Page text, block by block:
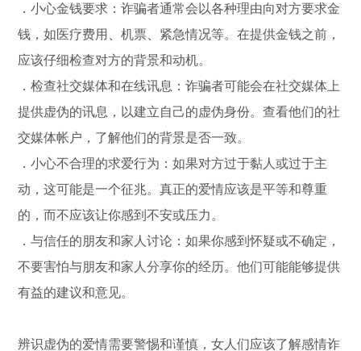
．小心金钱要求：诈骗者通常会以各种理由向对方要求金
钱，如医疗费用、机票、紧急情况等。在提供金钱之前，
应该仔细检查对方的背景和动机。
．检查社交媒体和在线讯息：诈骗者可能会在社交媒体上
提供虚伪的讯息，以建立自己的虚伪身份。查看他们的社
交媒体帐户，了解他们的背景是否一致。
．小心不合理的求爱行为：如果对方过于黏人或过于主
动，这可能是一个征兆。真正的爱情应该是平等和尊重
的，而不应该让你感到不安或压力。
．与信任的朋友和家人讨论：如果你感到怀疑或不确定，
不要害怕与朋友和家人分享你的经历。他们可能能够提供
有益的建议和意见。
辨识虚伪的爱情需要警惕和谨慎，女人们应该了解感情诈